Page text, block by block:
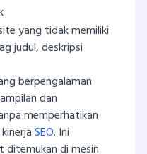
yang tidak memiliki
judul, deskripsi
berpengalaman
dan
memperhatikan
SEO. Ini
di mesin